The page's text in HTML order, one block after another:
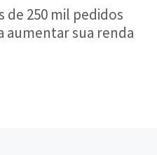
de 250 mil pedidos
aumentar sua renda